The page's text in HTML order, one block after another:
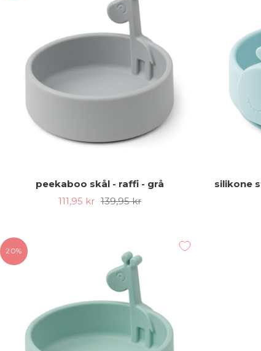
peekaboo skål - raffi - grå
Udsalgspris
111,95 kr Almindelig
139,95 kr
silikone
20%